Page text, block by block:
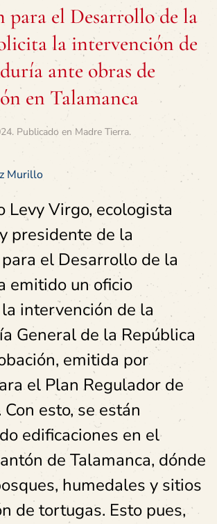
para el Desarrollo de la
la intervención de
ante obras de
en Talamanca
. Publicado en Madre Tierra.
Murillo
Levy Virgo, ecologista
presidente de la
el Desarrollo de la
emitido un oficio
intervención de la
General de la República
emitida por
el Plan Regulador de
esto, se están
edificaciones en el
de Talamanca, dónde
humedales y sitios
de tortugas. Esto pues,